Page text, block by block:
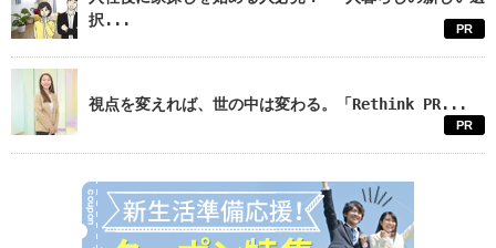
択...
PR
視点を変えれば、世の中は変わる。「Rethink PR...
PR